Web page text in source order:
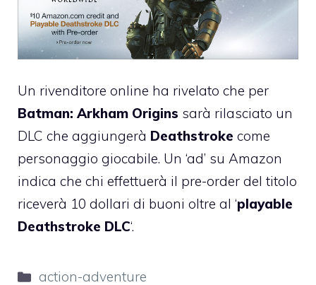
Un rivenditore online ha rivelato che per
Batman: Arkham Origins sarà rilasciato un
DLC che aggiungerà Deathstroke come
personaggio giocabile. Un ‘ad’ su Amazon
indica che chi effettuerà il pre-order del titolo
riceverà 10 dollari di buoni oltre al ‘playable
Deathstroke DLC‘.
Categorie
action-adventure